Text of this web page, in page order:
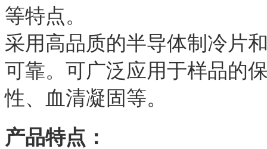
等特点。
采用高品质的半导体制冷片
可靠。可广泛应用于样品的
性、血清凝固等。
产品特点：